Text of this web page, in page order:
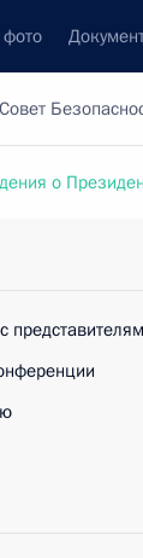
Совет
о